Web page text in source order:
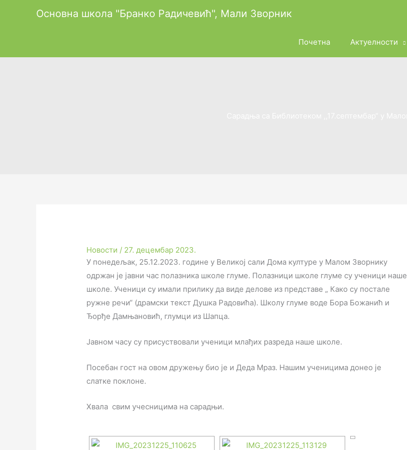
Основна школа "Бранко Радичевић", Мали Зворник
Почетна Актуелности
Новости / 27. децембар 2023.
У понедељак, 25.12.2023. године у Великој сали Дома културе у Малом Зворнику
одржан је јавни час полазника школе глуме. Полазници школе глуме су ученици наше
школе. Ученици су имали прилику да виде делове из представе „ Како су постале
ружне речи“ (драмски текст Душка Радовића). Школу глуме воде Бора Божанић и
Ђорђе Дамњановић, глумци из Шапца.
Јавном часу су присуствовали ученици млађих разреда наше школе.
Посебан гост на овом дружењу био је и Деда Мраз. Нашим ученицима донео је
слатке поклоне.
Хвала свим учесницима на сарадњи.